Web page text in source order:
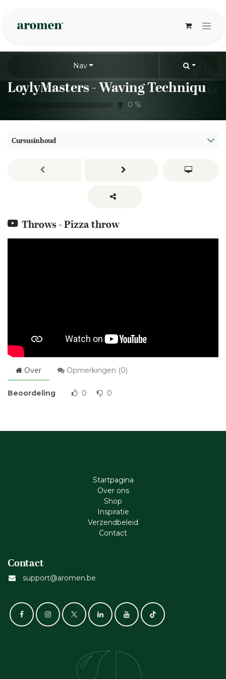
Nav
LoylyMasters - Waving Techniques - Throws
0 %
Cursusinhoud
Throws - Pizza throw
Over Opmerkingen (0)
Beoordeling 0 0
Startpagina
Ove​r​ ons
Shop
Inspiratie
Verzendbeleid
Cont​act
Contact
support@aromen.be